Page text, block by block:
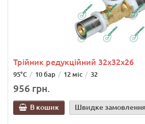
Трійник редукційний 32х32х26
95°C 10 бар 12 міс 32
956 грн.
В кошик Швидке замовлення